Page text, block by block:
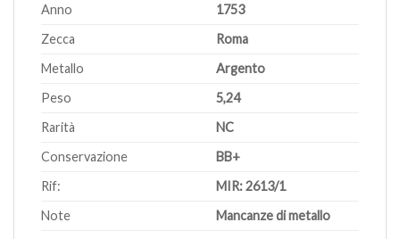
Anno
1753
Zecca
Roma
Metallo
Argento
Peso
5,24
Rarità
NC
Conservazione
BB+
Rif:
MIR: 2613/1
Note
Mancanze di metallo